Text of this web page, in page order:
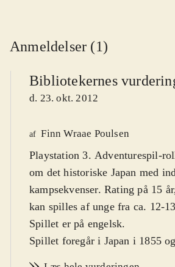
Anmeldelser (1)
Bibliotekernes
d. 23. okt. 2012
af Finn Wraae Poulsen
Playstation 3. Adventurespil-
om det historiske Japan med
kampsekvenser. Rating på 15
kan spilles af unge fra ca. 12-
Spillet er på engelsk.
Spillet foregår i Japan i 1855 og